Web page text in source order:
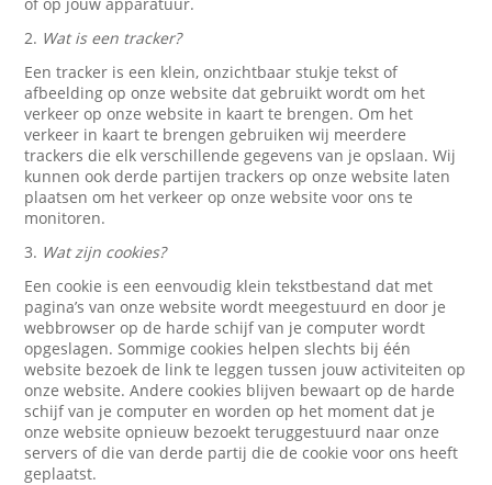
2. Wat is een tracker?
Een tracker is een klein, onzichtbaar stukje tekst of
afbeelding op onze website dat gebruikt wordt om het
verkeer op onze website in kaart te brengen. Om het
verkeer in kaart te brengen gebruiken wij meerdere
trackers die elk verschillende gegevens van je opslaan. Wij
kunnen ook derde partijen trackers op onze website laten
plaatsen om het verkeer op onze website voor ons te
monitoren.
3. Wat zijn cookies?
Een cookie is een eenvoudig klein tekstbestand dat met
pagina’s van onze website wordt meegestuurd en door je
webbrowser op de harde schijf van je computer wordt
opgeslagen. Sommige cookies helpen slechts bij één
website bezoek de link te leggen tussen jouw activiteiten op
onze website. Andere cookies blijven bewaart op de harde
schijf van je computer en worden op het moment dat je
onze website opnieuw bezoekt teruggestuurd naar onze
servers of die van derde partij die de cookie voor ons heeft
geplaatst.